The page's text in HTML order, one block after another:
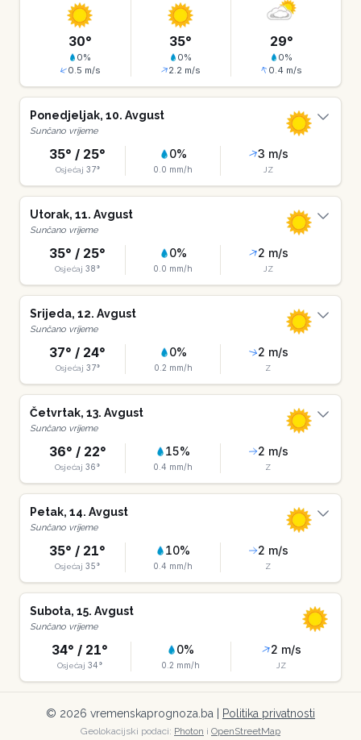
30°
0%
0.5 m/s
35°
0%
2.2 m/s
29°
0%
0.4 m/s
Ponedjeljak, 10. Avgust
Sunčano vrijeme
35° / 25°
Osjećaj 37°
0%
0.0 mm/h
3 m/s
JZ
Utorak, 11. Avgust
Sunčano vrijeme
35° / 25°
Osjećaj 38°
0%
0.0 mm/h
2 m/s
JZ
Srijeda, 12. Avgust
Sunčano vrijeme
37° / 24°
Osjećaj 37°
0%
0.2 mm/h
2 m/s
Z
Četvrtak, 13. Avgust
Sunčano vrijeme
36° / 22°
Osjećaj 36°
15%
0.4 mm/h
2 m/s
Z
Petak, 14. Avgust
Sunčano vrijeme
35° / 21°
Osjećaj 35°
10%
0.4 mm/h
2 m/s
Z
Subota, 15. Avgust
Sunčano vrijeme
34° / 21°
Osjećaj 34°
0%
0.2 mm/h
2 m/s
JZ
© 2026 vremenskaprognoza.ba | Politika privatnosti
Geolokacijski podaci: Photon i OpenStreetMap